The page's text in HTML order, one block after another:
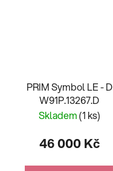
PRIM Symbol LE - D
W91P.13267.D
Skladem(1 ks)
46 000 Kč